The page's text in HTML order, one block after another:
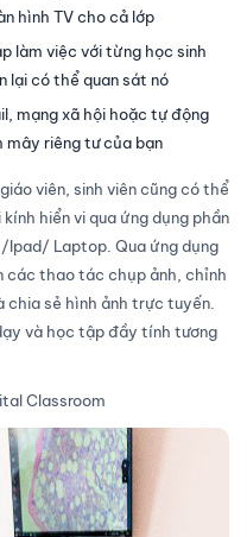
hình TV cho cả lớp
làm việc với từng học sinh
lại có thể quan sát nó
mạng xã hội hoặc tự động
riêng tư của bạn
viên, sinh viên cũng có thể
hiển vi qua ứng dụng phần
Ipad/ Laptop. Qua ứng dụng
các thao tác chụp ảnh, chỉnh
chia sẻ hình ảnh trực tuyến.
và học tập đầy tính tương